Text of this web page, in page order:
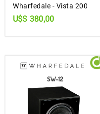
Wharfedale - Vista 200
U$S 380,00